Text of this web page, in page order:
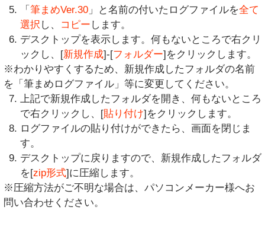
「 筆まめVer.30 」と名前の付いたログファイルを全て
選択 し、 コピー します。
デスクトップを表示します。何もないところで右クリ
ックし、[新規作成]-[フォルダー]をクリックします。
※わかりやすくするため、新規作成したフォルダの名前
を「筆まめログファイル」等に変更してください。
上記で新規作成したフォルダを開き、何もないところ
で右クリックし、[貼り付け]をクリックします。
ログファイルの貼り付けができたら、画面を閉じま
す。
デスクトップに戻りますので、新規作成したフォルダ
を[zip形式]に圧縮します。
※圧縮方法がご不明な場合は、パソコンメーカー様へお
問い合わせください。